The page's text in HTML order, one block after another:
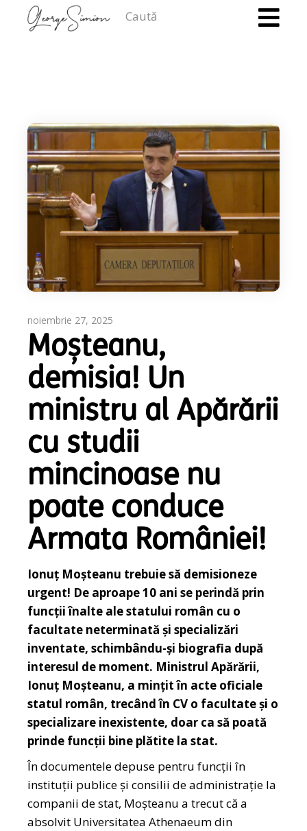
noiembrie 27, 2025
Moșteanu,
demisia! Un
ministru al Apărării
cu studii
mincinoase nu
poate conduce
Armata României!
Ionuț Moșteanu trebuie să demisioneze
urgent! De aproape 10 ani se perindă prin
funcții înalte ale statului român cu o
facultate neterminată și specializări
inventate, schimbându-și biografia după
interesul de moment. Ministrul Apărării,
Ionuț Moșteanu, a mințit în acte oficiale
statul român, trecând în CV o facultate și o
specializare inexistente, doar ca să poată
prinde funcții bine plătite la stat.
În documentele depuse pentru funcții în
instituții publice și consilii de administrație la
companii de stat, Moșteanu a trecut că a
absolvit Universitatea Athenaeum din